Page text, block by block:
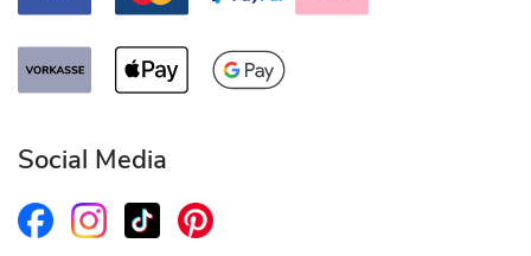
Social Media